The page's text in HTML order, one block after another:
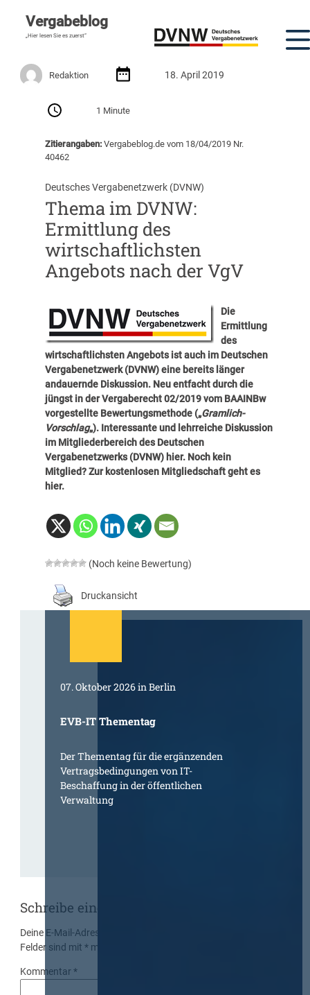
Vergabeblog
„Hier lesen Sie es zuerst“
Redaktion 18. April 2019
1 Minute
Zitierangaben:Vergabeblog.de vom 18/04/2019 Nr.
40462
Deutsches Vergabenetzwerk (DVNW)
Thema im DVNW:
Ermittlung des
wirtschaftlichsten
Angebots nach der VgV
Die
Ermittlung
des
wirtschaftlichsten Angebots ist auch im Deutschen
Vergabenetzwerk (DVNW) eine bereits länger
andauernde Diskussion. Neu entfacht durch die
jüngst in der Vergaberecht 02/2019 vom BAAINBw
vorgestellte Bewertungsmethode („Gramlich-
Vorschlag„). Interessante und lehrreiche Diskussion
im Mitgliederbereich des Deutschen
Vergabenetzwerks (DVNW) hier. Noch kein
Mitglied? Zur kostenlosen Mitgliedschaft geht es
hier.
(Noch keine Bewertung)
Druckansicht
07. Oktober 2026 in Berlin
EVB-IT Thementag
Der Thementag für die ergänzenden
Vertragsbedingungen von IT-
Beschaffung in der öffentlichen
Verwaltung
Schreibe einen Kommentar
Deine E-Mail-Adresse wird nicht veröffentlicht.
Felder sind mit* markiert
Kommentar*